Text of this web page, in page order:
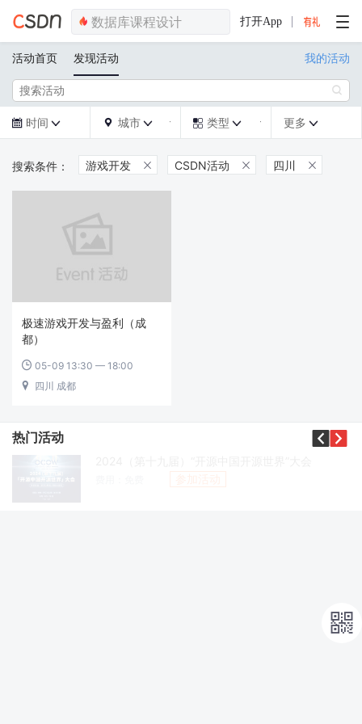
打开App
活动首页 发现活动 我的活动

 时间   城市   类型  更多 
游戏开发  CSDN活动  四川 
极速游戏开发与盈利（成
都）
 05-09 13:30 — 18:00
 四川 成都
热门活动 
